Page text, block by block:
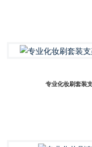
专业化妆刷套装